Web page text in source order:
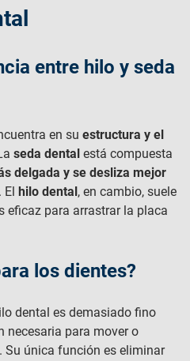
entre hilo y seda
en su estructura y el
seda dental está compuesta
delgada y se desliza mejor
hilo dental , en cambio, suele
eficaz para arrastrar la placa
los dientes​?
dental es demasiado fino
necesaria para mover o
Su única función es eliminar